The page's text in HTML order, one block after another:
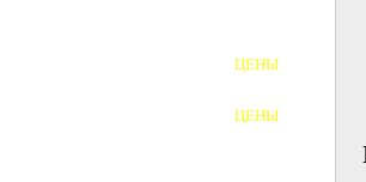
ЦЕНЫ
ЦЕНЫ